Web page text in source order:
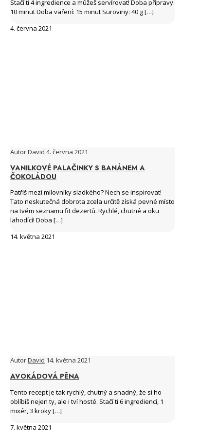
Stačí ti 4 ingredience a můžeš servírovat! Doba přípravy:
10 minut Doba vaření: 15 minut Suroviny: 40 g[…]
4. června 2021
AutorDavid 4. června 2021
VANILKOVÉ PALAČINKY S BANÁNEM A
ČOKOLÁDOU
Patříš mezi milovníky sladkého? Nech se inspirovat!
Tato neskutečná dobrota zcela určitě získá pevné místo
na tvém seznamu fit dezertů. Rychlé, chutné a oku
lahodící! Doba […]
14. května 2021
AutorDavid 14. května 2021
AVOKÁDOVÁ PĚNA
Tento recept je tak rychlý, chutný a snadný, že si ho
oblíbíš nejen ty, ale i tví hosté. Stačí ti 6 ingrediencí, 1
mixér, 3 kroky[…]
7. května 2021